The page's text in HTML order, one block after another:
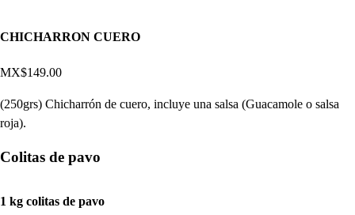
CHICHARRON CUERO
MX$149.00
(250grs) Chicharrón de cuero, incluye una salsa (Guacamole o salsa
roja).
Colitas de pavo
1 kg colitas de pavo